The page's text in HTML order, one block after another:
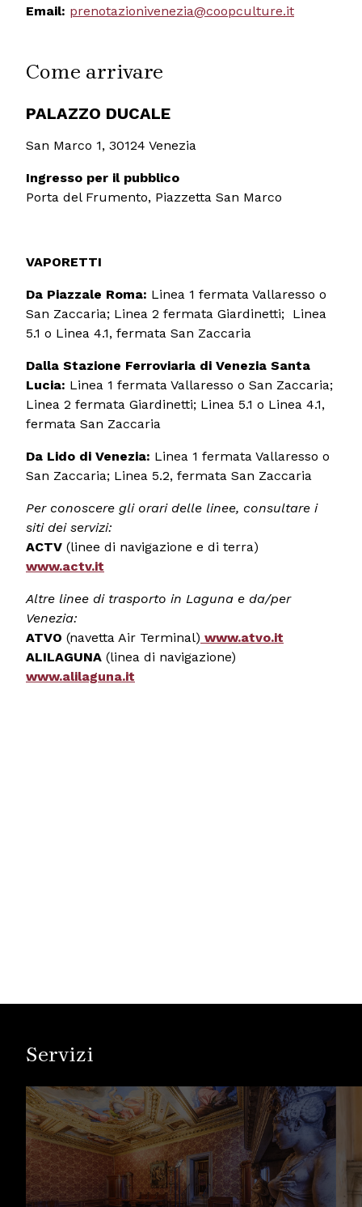
Email: prenotazionivenezia@coopculture.it
Come arrivare
PALAZZO DUCALE
San Marco 1, 30124 Venezia
Ingresso per il pubblico
Porta del Frumento, Piazzetta San Marco
VAPORETTI
Da Piazzale Roma: Linea 1 fermata Vallaresso o
San Zaccaria; Linea 2 fermata Giardinetti; Linea
5.1 o Linea 4.1, fermata San Zaccaria
Dalla Stazione Ferroviaria di Venezia Santa
Lucia: Linea 1 fermata Vallaresso o San Zaccaria;
Linea 2 fermata Giardinetti; Linea 5.1 o Linea 4.1,
fermata San Zaccaria
Da Lido di Venezia: Linea 1 fermata Vallaresso o
San Zaccaria; Linea 5.2, fermata San Zaccaria
Per conoscere gli orari delle linee, consultare i
siti dei servizi:
ACTV (linee di navigazione e di terra)
www.actv.it
Altre linee di trasporto in Laguna e da/per
Venezia:
ATVO (navetta Air Terminal) www.atvo.it
ALILAGUNA (linea di navigazione)
www.alilaguna.it
Servizi